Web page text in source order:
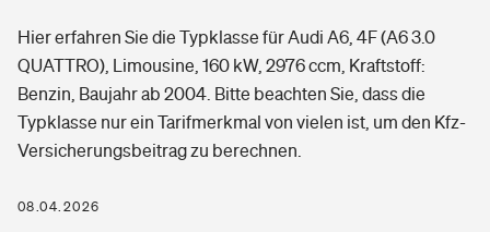
Grundfähigkeitsversicherung
Arbeitsrechtsschutz
Berufshaftpflichtversicherung
Zur Übersicht
Elementarversicherung
Freizeit
Pri­vate Haft­pflicht­
Gesundheit
Private Krankenversicherung
Hier erfahren Sie die Typklasse für Audi A6, 4F (A6 3.0
QUATTRO), Limousine, 160 kW, 2976 ccm, Kraftstoff:
Benzin, Baujahr ab 2004. Bitte beachten Sie, dass die
Typklasse nur ein Tarifmerkmal von vielen ist, um den Kfz-
Versicherungsbeitrag zu berechnen.
08.04.2026